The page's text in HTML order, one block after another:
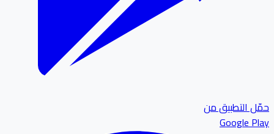
التطبيق من
Google